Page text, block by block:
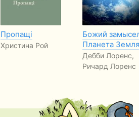
Пропащі
Христина Рой
Божий
Планета Земля
Дебби Лоренс,
Ричард Лоренс